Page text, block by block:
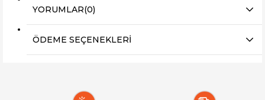
YORUMLAR(0)
ÖDEME SEÇENEKLERI